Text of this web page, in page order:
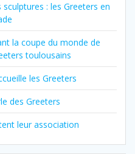
: les Greeters en
la coupe du monde de
toulousains
les Greeters
des Greeters
leur association